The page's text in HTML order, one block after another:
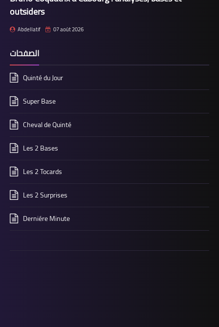
outsiders
Abdellatif 07 août 2026
الصفحات
Quinté du Jour
Super Base
Cheval de Quinté
Les 2 Bases
Les 2 Tocards
Les 2 Surprises
Derniére Minute